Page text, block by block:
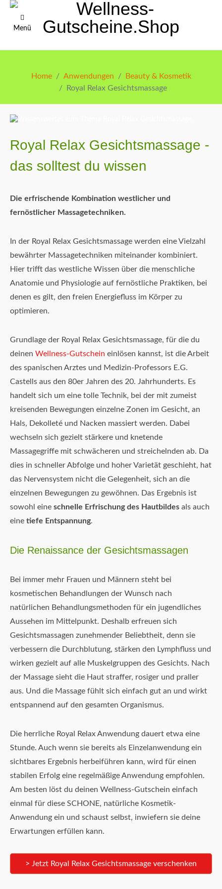
Menü
Home Anwendungen
Beauty & Kosmetik
Royal Relax Gesichtsmassage
Royal Relax Gesichtsmassage -
das solltest du wissen
Die erfrischende Kombination westlicher und
fernöstlicher Massagetechniken.
In der Royal Relax Gesichtsmassage werden eine Vielzahl
bewährter Massagetechniken miteinander kombiniert.
Hier trifft das westliche Wissen über die menschliche
Anatomie und Physiologie auf fernöstliche Praktiken, bei
denen es gilt, den freien Energiefluss im Körper zu
optimieren.
Grundlage der Royal Relax Gesichtsmassage, für die du
deinen Wellness-Gutschein einlösen kannst, ist die Arbeit
des spanischen Arztes und Medizin-Professors E.G.
Castells aus den 80er Jahren des 20. Jahrhunderts. Es
handelt sich um eine tolle Technik, bei der mit zumeist
kreisenden Bewegungen einzelne Zonen im Gesicht, an
Hals, Dekolleté und Nacken massiert werden. Dabei
wechseln sich gezielt stärkere und knetende
Massagegriffe mit schwächeren und streichelnden ab. Da
dies in schneller Abfolge und hoher Varietät geschieht, hat
das Nervensystem nicht die Gelegenheit, sich an die
einzelnen Bewegungen zu gewöhnen. Das Ergebnis ist
sowohl eine schnelle Erfrischung des Hautbildes als auch
eine tiefe Entspannung.
Die Renaissance der Gesichtsmassagen
Bei immer mehr Frauen und Männern steht bei
kosmetischen Behandlungen der Wunsch nach
natürlichen Behandlungsmethoden für ein jugendliches
Aussehen im Mittelpunkt. Deshalb erfreuen sich
Gesichtsmassagen zunehmender Beliebtheit, denn sie
verbessern die Durchblutung, stärken den Lymphfluss und
wirken gezielt auf alle Muskelgruppen des Gesichts. Nach
der Massage sieht die Haut straffer, rosiger und praller
aus. Und die Massage fühlt sich einfach gut an und wirkt
entspannend auf den gesamten Organismus.
Die herrliche Royal Relax Anwendung dauert etwa eine
Stunde. Auch wenn sie bereits als Einzelanwendung ein
sichtbares Ergebnis herbeiführen kann, wird für einen
stabilen Erfolg eine regelmäßige Anwendung empfohlen.
Am besten löst du deinen Wellness-Gutschein einfach
einmal für diese SCHONE, natürliche Kosmetik-
Anwendung ein und schaust selbst, inwiefern sie deine
Erwartungen erfüllen kann.
> Jetzt Royal Relax Gesichtsmassage verschenken